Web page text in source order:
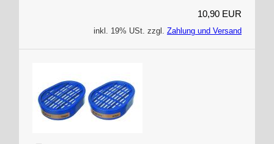
10,90 EUR
inkl. 19% USt. zzgl. Zahlung und Versand